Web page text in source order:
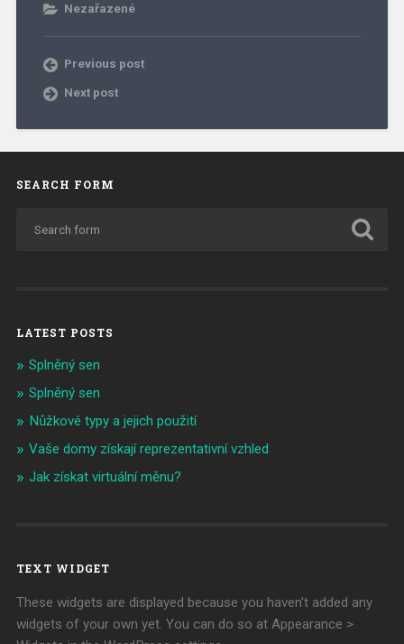
Nezařazené
Previous post
Next post
SEARCH FORM
LATEST POSTS
Splněný sen
Splněný sen
Nůžkové typy a jejich použití
Vaše domy získají reprezentativní vzhled
Jak získat virtuální měnu?
TEXT WIDGET
These widgets are displayed because you haven't added any
widgets of your own yet. You can do so at Appearance >